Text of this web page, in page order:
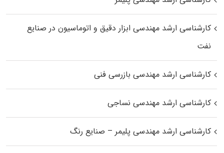
کارشناسی ارشد مهندسی ابزار دقیق و اتوماسیون در صنایع
نفت
کارشناسی ارشد مهندسی بازرسی فنی
کارشناسی ارشد مهندسی نساجی
کارشناسی ارشد مهندسی پلیمر – صنایع رنگ